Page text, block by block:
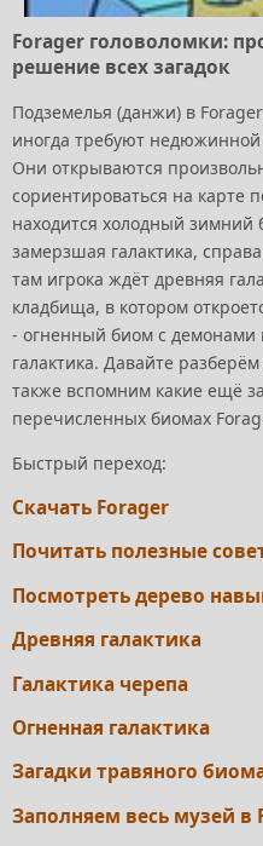
Forager головоломки:
решение всех загадок
Подземелья (данжи) в
иногда требуют
Они открываются
сориентироваться на карте
находится холодный зимний
замерзшая галактика,
там игрока ждёт древняя
кладбища, в котором
- огненный биом с демонами
галактика. Давайте
также вспомним какие ещё
перечисленных биомах
Быстрый переход:
Скачать Forager
Почитать полезные
Посмотреть дерево
Древняя галактика
Галактика черепа
Огненная галактика
Загадки травяного
Заполняем весь музей в